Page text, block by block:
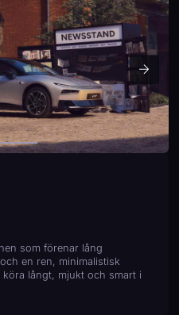
som förenar lång
en ren, minimalistisk
långt, mjukt och smart i